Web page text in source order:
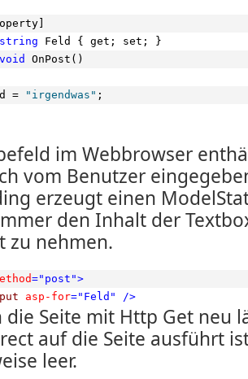
string Feld { get; set; }
void
OnPost()
=
"irgendwas" ;
im Webbrowser
vom Benutzer
erzeugt einen
den Inhalt der
zu nehmen.
="post">
asp-for="Feld" />
die Seite mit Http Get neu
auf die Seite ausführt
leer.